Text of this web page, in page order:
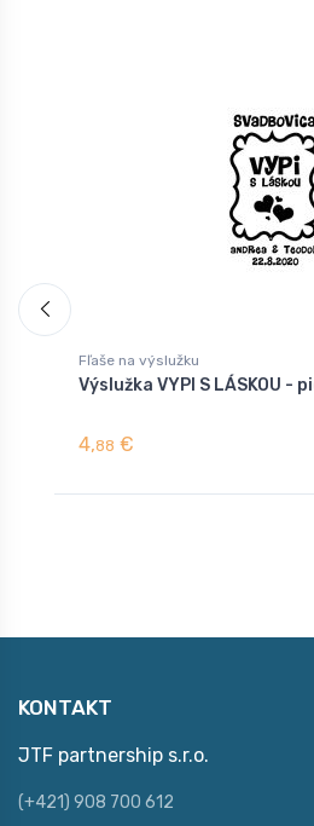
Fľaše na výslužku
Výslužka VYPI S LÁSKOU -
4,88 €
KONTAKT
JTF partnership s.r.o.
(+421) 908 700 612